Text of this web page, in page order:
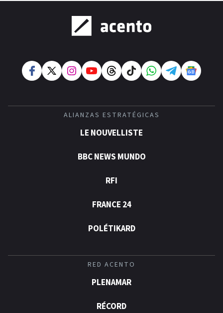
ALIANZAS ESTRATÉGICAS
LE NOUVELLISTE
BBC NEWS MUNDO
RFI
FRANCE 24
POLÉTIKARD
RED ACENTO
PLENAMAR
RÉCORD